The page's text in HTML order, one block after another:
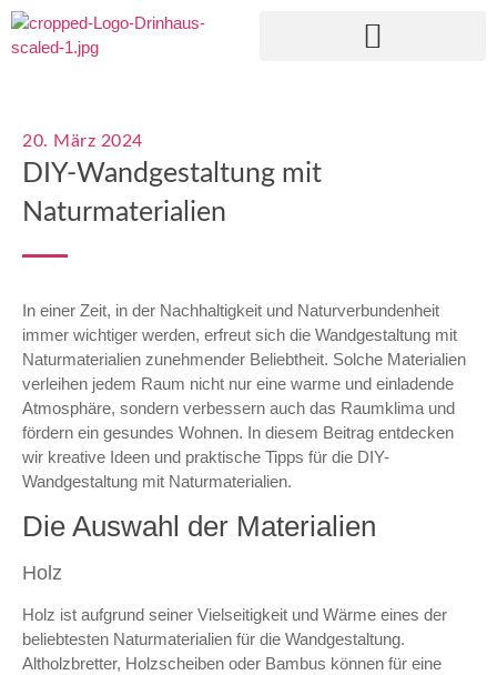
20. März 2024
DIY-Wandgestaltung mit
Naturmaterialien
In einer Zeit, in der Nachhaltigkeit und Naturverbundenheit
immer wichtiger werden, erfreut sich die Wandgestaltung mit
Naturmaterialien zunehmender Beliebtheit. Solche Materialien
verleihen jedem Raum nicht nur eine warme und einladende
Atmosphäre, sondern verbessern auch das Raumklima und
fördern ein gesundes Wohnen. In diesem Beitrag entdecken
wir kreative Ideen und praktische Tipps für die DIY-
Wandgestaltung mit Naturmaterialien.
Die Auswahl der Materialien
Holz
Holz ist aufgrund seiner Vielseitigkeit und Wärme eines der
beliebtesten Naturmaterialien für die Wandgestaltung.
Altholzbretter, Holzscheiben oder Bambus können für eine